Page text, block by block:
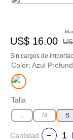
US$ 16.00
Sin cargos de
Color: Azul
Talla
L M S
Cantidad